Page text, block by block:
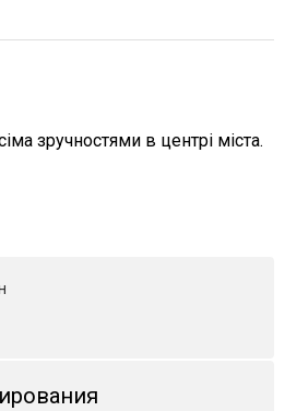
зручностями в центрі міста.